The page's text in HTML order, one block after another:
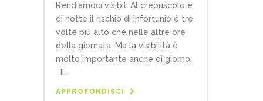
Rendiamoci visibili Al crepuscolo e
di notte il rischio di infortunio è tre
volte più alto che nelle altre ore
della giornata. Ma la visibilità è
molto importante anche di giorno.
Il...
APPROFONDISCI